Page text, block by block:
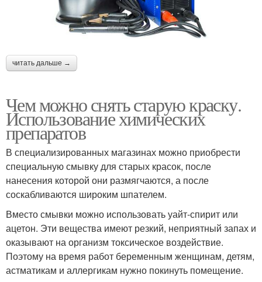
читать дальше →
Чем можно снять старую краску.
Использование химических
препаратов
В специализированных магазинах можно приобрести
специальную смывку для старых красок, после
нанесения которой они размягчаются, а после
соскабливаются широким шпателем.
Вместо смывки можно использовать уайт-спирит или
ацетон. Эти вещества имеют резкий, неприятный запах и
оказывают на организм токсическое воздействие.
Поэтому на время работ беременным женщинам, детям,
астматикам и аллергикам нужно покинуть помещение.